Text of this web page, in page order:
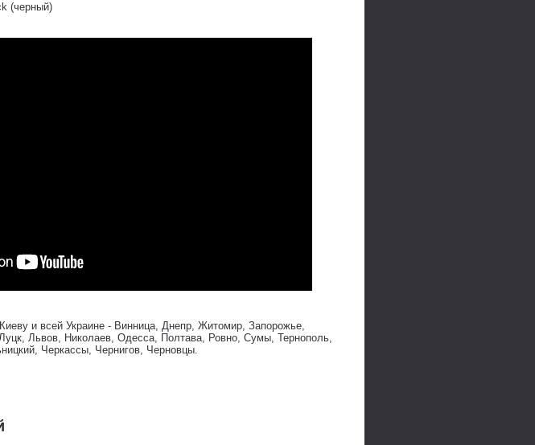
(черный)
и всей Украине - Винница, Днепр, Житомир, Запорожье,
Львов, Николаев, Одесса, Полтава, Ровно, Сумы, Тернополь,
Черкассы, Чернигов, Черновцы.